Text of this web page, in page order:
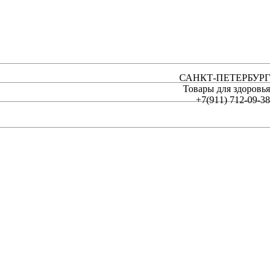
САНКТ-ПЕТЕРБУРГ
Товары для здоровья
+7(911) 712-09-38